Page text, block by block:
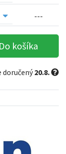
---
Do košíka
doručený20.8.